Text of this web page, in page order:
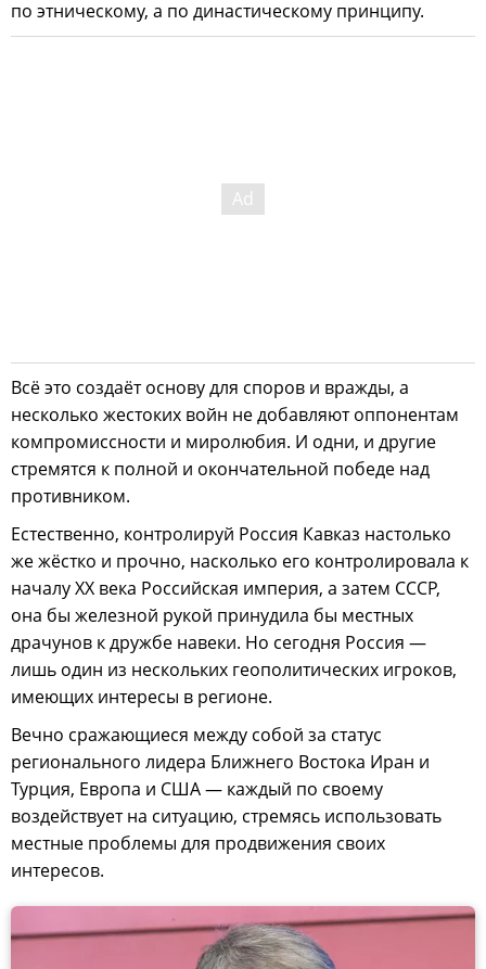
по этническому, а по династическому принципу.
Всё это создаёт основу для споров и вражды, а
несколько жестоких войн не добавляют оппонентам
компромиссности и миролюбия. И одни, и другие
стремятся к полной и окончательной победе над
противником.
Естественно, контролируй Россия Кавказ настолько
же жёстко и прочно, насколько его контролировала к
началу ХХ века Российская империя, а затем СССР,
она бы железной рукой принудила бы местных
драчунов к дружбе навеки. Но сегодня Россия —
лишь один из нескольких геополитических игроков,
имеющих интересы в регионе.
Вечно сражающиеся между собой за статус
регионального лидера Ближнего Востока Иран и
Турция, Европа и США — каждый по своему
воздействует на ситуацию, стремясь использовать
местные проблемы для продвижения своих
интересов.